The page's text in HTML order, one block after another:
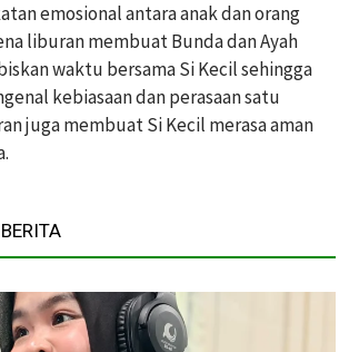
emosional antara anak dan orang
liburan membuat Bunda dan Ayah
waktu bersama Si Kecil sehingga
kebiasaan dan perasaan satu
juga membuat Si Kecil merasa aman
BERITA